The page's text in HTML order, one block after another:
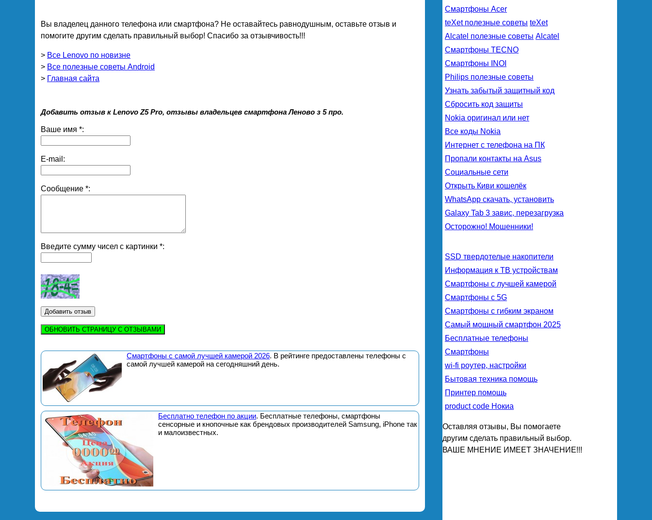
Вы владелец данного телефона или смартфона? Не оставайтесь равнодушным, оставьте отзыв и
помогите другим сделать правильный выбор! Спасибо за отзывчивость!!!
> Все Lenovo по новизне
> Все полезные советы Android
> Главная сайта
Добавить отзыв к Lenovo Z5 Pro, отзывы владельцев смартфона Леново з 5 про.
Ваше имя *:
E-mail:
Сообщение *:
Введите сумму чисел с картинки *:
ОБНОВИТЬ СТРАНИЦУ С ОТЗЫВАМИ
Смартфоны с самой лучшей камерой 2026. В рейтинге предоставлены телефоны с
самой лучшей камерой на сегодняшний день.
Бесплатно телефон по акции. Бесплатные телефоны, смартфоны
сенсорные и кнопочные как брендовых производителей Samsung, iPhone так
и малоизвестных.
Смартфоны Acer
teXet полезные советы teXet
Alcatel полезные советы Alcatel
Смартфоны TECNO
Смартфоны INOI
Philips полезные советы
Узнать забытый защитный код
Сбросить код защиты
Nokia оригинал или нет
Все коды Nokia
Интернет с телефона на ПК
Пропали контакты на Asus
Социальные сети
Открыть Киви кошелёк
WhatsApp скачать, установить
Galaxy Tab 3 завис, перезагрузка
Осторожно! Мошенники!
SSD твердотелые накопители
Информация к ТВ устройствам
Смартфоны с лучшей камерой
Смартфоны с 5G
Смартфоны с гибким экраном
Самый мощный смартфон 2025
Бесплатные телефоны
Смартфоны
wi-fi роутер, настройки
Бытовая техника помощь
Принтер помощь
product code Нокиа
Оставляя отзывы, Вы помогаете
другим сделать правильный выбор.
ВАШЕ МНЕНИЕ ИМЕЕТ ЗНАЧЕНИЕ!!!